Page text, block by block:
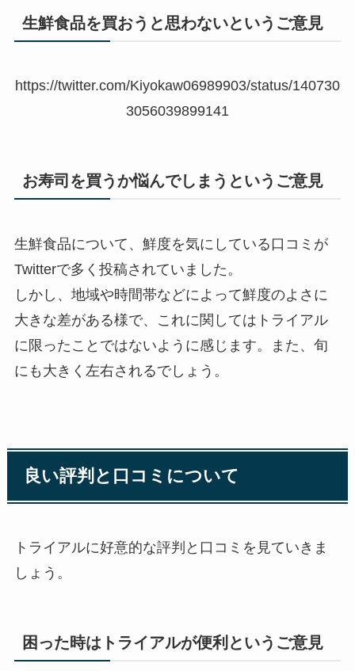
生鮮食品を買おうと思わないというご意見
https://twitter.com/Kiyokaw06989903/status/140730
3056039899141
お寿司を買うか悩んでしまうというご意見
生鮮食品について、鮮度を気にしている口コミが
Twitterで多く投稿されていました。
しかし、地域や時間帯などによって鮮度のよさに
大きな差がある様で、これに関してはトライアル
に限ったことではないように感じます。また、旬
にも大きく左右されるでしょう。
良い評判と口コミについて
トライアルに好意的な評判と口コミを見ていきま
しょう。
困った時はトライアルが便利というご意見